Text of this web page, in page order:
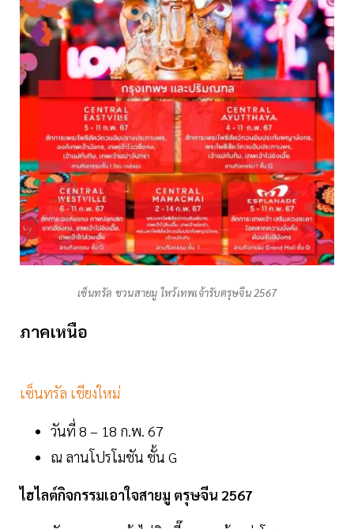
เซ็นทรัล ชวนสายมู ไหว้เทพเจ้ารับตรุษจีน 2567
ภาคเหนือ
เซ็นทรัล เชียงใหม่
วันที่ 8 – 18 ก.พ. 67
ณ ลานโปรโมชัน ชั้น G
ไฮไลต์กิจกรรมเอาใจสายมู ตรุษจีน 2567